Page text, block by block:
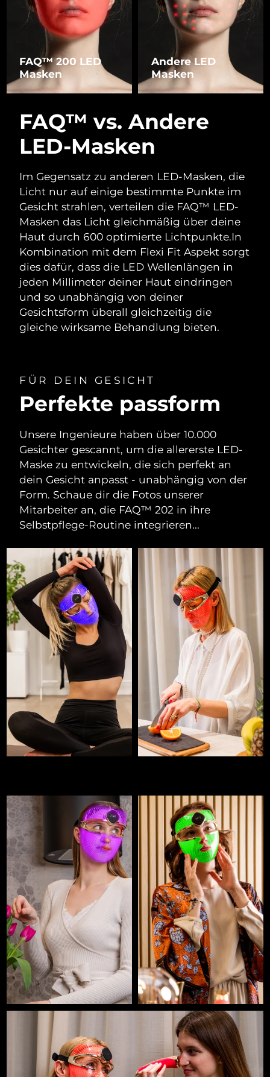
FAQ™ 200 LED
Masken
Andere LED
Masken
FAQ™ vs. Andere
LED-Masken
Im Gegensatz zu anderen LED-Masken, die
Licht nur auf einige bestimmte Punkte im
Gesicht strahlen, verteilen die FAQ™ LED-
Masken das Licht gleichmäßig über deine
Haut durch 600 optimierte Lichtpunkte.In
Kombination mit dem Flexi Fit Aspekt sorgt
dies dafür, dass die LED Wellenlängen in
jeden Millimeter deiner Haut eindringen
und so unabhängig von deiner
Gesichtsform überall gleichzeitig die
gleiche wirksame Behandlung bieten.
FÜR DEIN GESICHT
Perfekte passform
Unsere Ingenieure haben über 10.000
Gesichter gescannt, um die allererste LED-
Maske zu entwickeln, die sich perfekt an
dein Gesicht anpasst - unabhängig von der
Form. Schaue dir die Fotos unserer
Mitarbeiter an, die FAQ™ 202 in ihre
Selbstpflege-Routine integrieren...